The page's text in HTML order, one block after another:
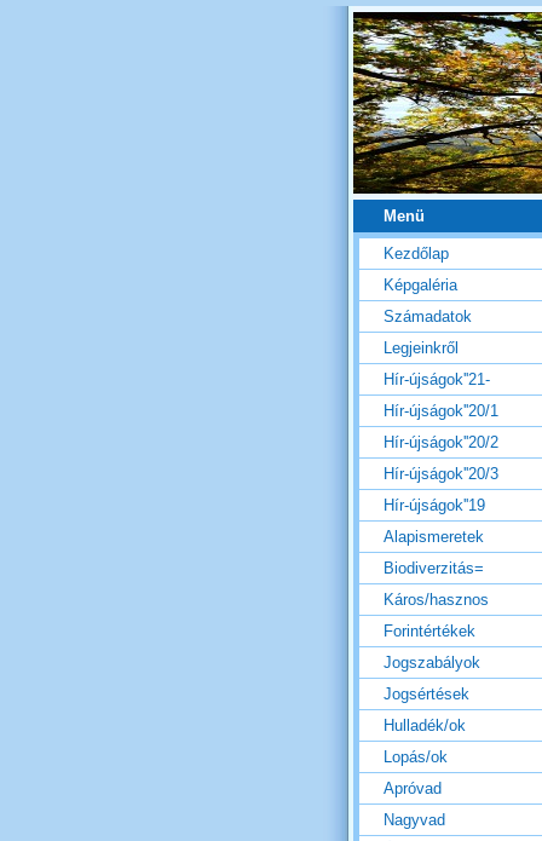
Menü
Kezdőlap
Képgaléria
Számadatok
Legjeinkről
Hír-újságok''21-
Hír-újságok''20/1
Hír-újságok''20/2
Hír-újságok''20/3
Hír-újságok''19
Alapismeretek
Biodiverzitás=
Káros/hasznos
Forintértékek
Jogszabályok
Jogsértések
Hulladék/ok
Lopás/ok
Apróvad
Nagyvad